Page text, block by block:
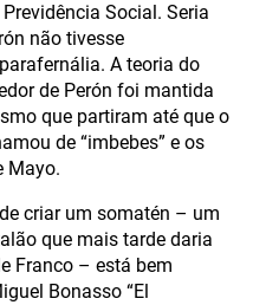
Social. Seria
não tivesse
A teoria do
de Perón foi mantida
que partiram até que o
de “imbebes” e os
Mayo.
criar um somatén – um
que mais tarde daria
Franco – está bem
Bonasso “El